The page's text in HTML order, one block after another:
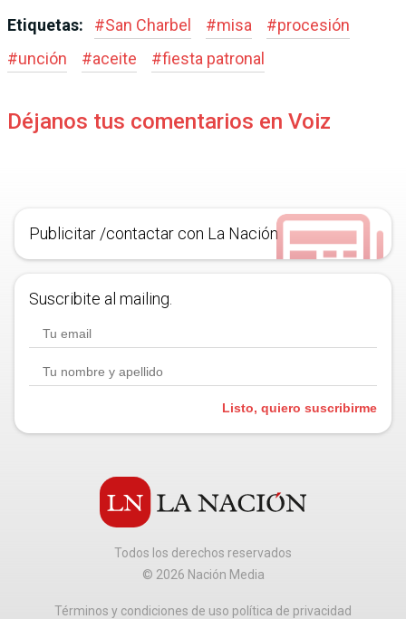
Etiquetas: #San Charbel #misa #procesión
#unción #aceite #fiesta patronal
Déjanos tus comentarios en Voiz
Publicitar /contactar con La Nación
Suscribite al mailing.
Listo, quiero suscribirme
Todos los derechos reservados
© 2026 Nación Media
Términos y condiciones de uso política de privacidad